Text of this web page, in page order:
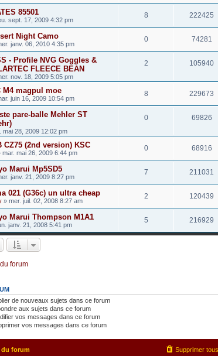
85501
sept. 17, 2009 4:32 pm
8 222425
Night Camo
janv. 06, 2010 4:35 pm
0 74281
- Profile NVG Goggles &
FLEECE BEAN
nov. 18, 2009 5:05 pm
2 105940
M4 magpul moe
juin 16, 2009 10:54 pm
8 229673
pare-balle Mehler ST
mai 28, 2009 12:02 pm
0 69826
CZ75 (2nd version) KSC
mar. mai 26, 2009 6:44 pm
0 68916
Marui Mp5SD5
janv. 21, 2009 8:27 pm
7 211031
021 (G36c) un ultra cheap
» mer. juil. 02, 2008 8:27 am
2 120439
Marui Thompson M1A1
janv. 21, 2008 5:41 pm
5 216929
forum
de nouveaux sujets dans ce forum
aux sujets dans ce forum
vos messages dans ce forum
vos messages dans ce forum
forum Supprimer